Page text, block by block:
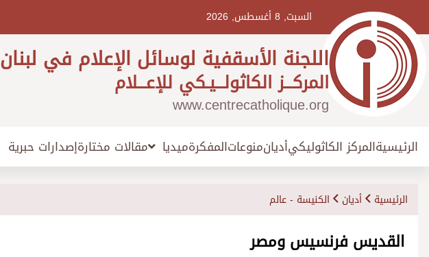
السبت, 8 أغسطس, 2026
اللجنة الأسقفية لوسائل الإعلام في لبنان
المركـــز الكاثولـــيـكي للإعـــلام
www.centrecatholique.org
الرئيسيةالمركز الكاثوليكيأديانمنوعاتالمفكرةميديا مقالات مختارةإصدارات حبرية
الرئيسية أديان الكنيسة - عالم
القديس فرنسيس ومصر